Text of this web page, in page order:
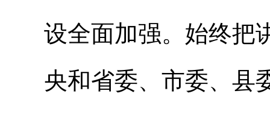
设全面加强。始终把
央和省委、市委、县